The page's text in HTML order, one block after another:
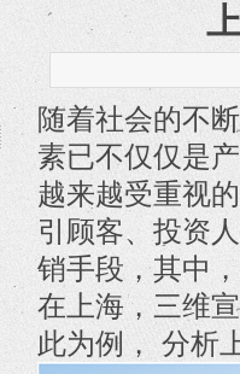
随着社会的不
素已不仅仅是
越来越受重视
引顾客、投资
销手段，其中
在上海，三维
此为例， 分析